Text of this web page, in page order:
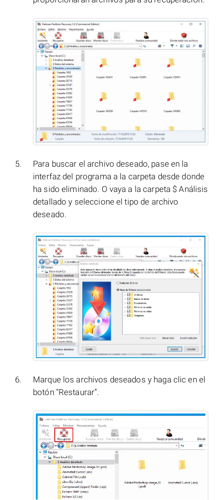
Para buscar el archivo deseado, pase en la
interfaz del programa a la carpeta desde donde
ha sido eliminado. O vaya a la carpeta $ Análisis
detallado y seleccione el tipo de archivo
deseado.
Marque los archivos deseados y haga clic en el
botón “Restaurar”.